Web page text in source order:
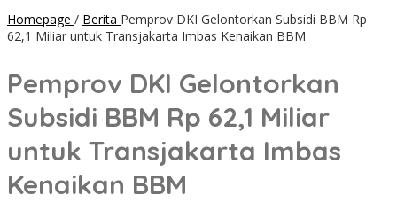
Homepage / Berita Pemprov DKI Gelontorkan Subsidi BBM Rp
62,1 Miliar untuk Transjakarta Imbas Kenaikan BBM
Pemprov DKI Gelontorkan
Subsidi BBM Rp 62,1 Miliar
untuk Transjakarta Imbas
Kenaikan BBM